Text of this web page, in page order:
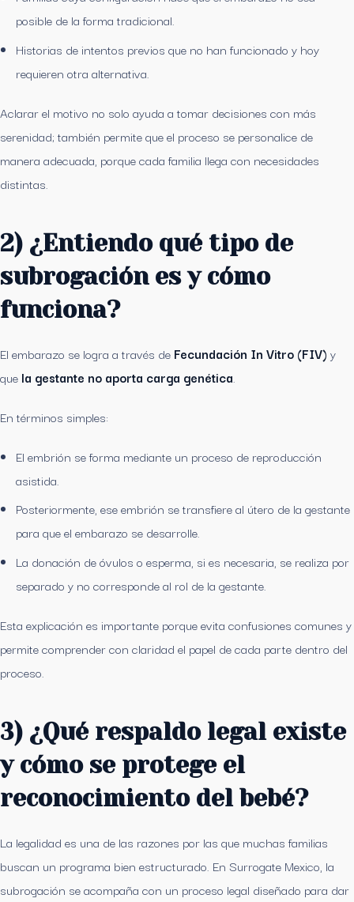
posible de la forma tradicional.
Historias de intentos previos que no han funcionado y hoy
requieren otra alternativa.
Aclarar el motivo no solo ayuda a tomar decisiones con más
serenidad; también permite que el proceso se personalice de
manera adecuada, porque cada familia llega con necesidades
distintas.
2) ¿Entiendo qué tipo de
subrogación es y cómo
funciona?
El embarazo se logra a través de Fecundación In Vitro (FIV) y
que la gestante no aporta carga genética.
En términos simples:
El embrión se forma mediante un proceso de reproducción
asistida.
Posteriormente, ese embrión se transfiere al útero de la gestante
para que el embarazo se desarrolle.
La donación de óvulos o esperma, si es necesaria, se realiza por
separado y no corresponde al rol de la gestante.
Esta explicación es importante porque evita confusiones comunes y
permite comprender con claridad el papel de cada parte dentro del
proceso.
3) ¿Qué respaldo legal existe
y cómo se protege el
reconocimiento del bebé?
La legalidad es una de las razones por las que muchas familias
buscan un programa bien estructurado. En Surrogate Mexico, la
subrogación se acompaña con un proceso legal diseñado para dar